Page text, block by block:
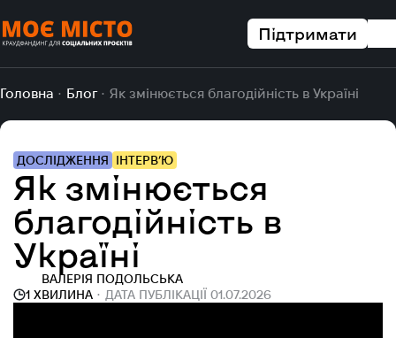
Підтримати
Головна Блог Як змінюється благодійність в Україні
ДОСЛІДЖЕННЯ ІНТЕРВ’Ю
Як змінюється
благодійність в
Україні
ВАЛЕРІЯ ПОДОЛЬСЬКА
1 ХВИЛИНА
ДАТА ПУБЛІКАЦІЇ 01.07.2026